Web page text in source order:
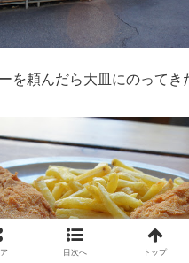
を頼んだら大皿にのってき
目次へ トップ